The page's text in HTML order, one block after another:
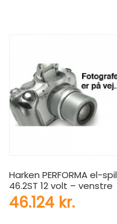
Harken PERFORMA el-spil
46.2ST 12 volt – venstre
46.124 kr.